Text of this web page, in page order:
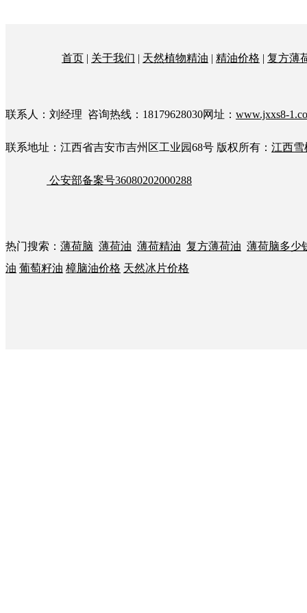
首页 | 关于我们 | 天然植物精油 | 精油价格 | 复方薄
联系人：刘经理 咨询热线：18179628030网址： www.jxxs8-
联系地址：江西省吉安市吉州区工业园68号 版权所有： 江西雪
公安部备案号36080202000288
热门搜索： 薄荷脑 薄荷油 薄荷精油 复方薄荷油 薄荷脑多少
油 葡萄籽油 樟脑油价格 天然冰片价格